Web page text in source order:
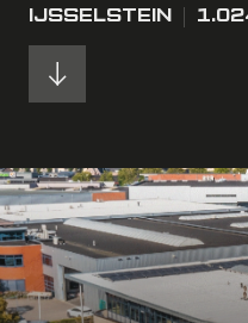
IJSSELSTEIN